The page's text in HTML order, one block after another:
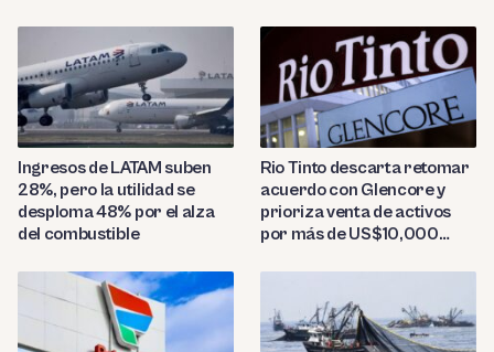
Ingresos de LATAM suben
28%, pero la utilidad se
desploma 48% por el alza
del combustible
Rio Tinto descarta retomar
acuerdo con Glencore y
prioriza venta de activos
por más de US$10,000